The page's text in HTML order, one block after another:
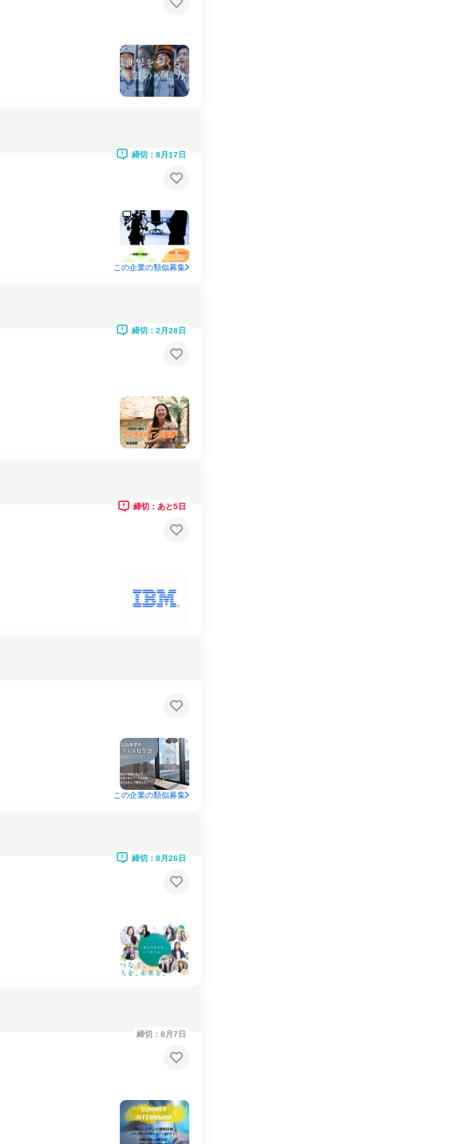
締切：8月17日
この企業の類似募集
締切：2月28日
締切：あと5日
この企業の類似募集
締切：8月26日
締切：8月7日